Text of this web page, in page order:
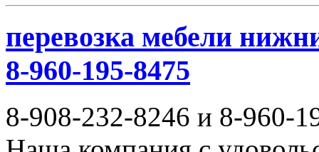
перевозка мебели
8-960-195-8475
8-908-232-8246 и 8-960-